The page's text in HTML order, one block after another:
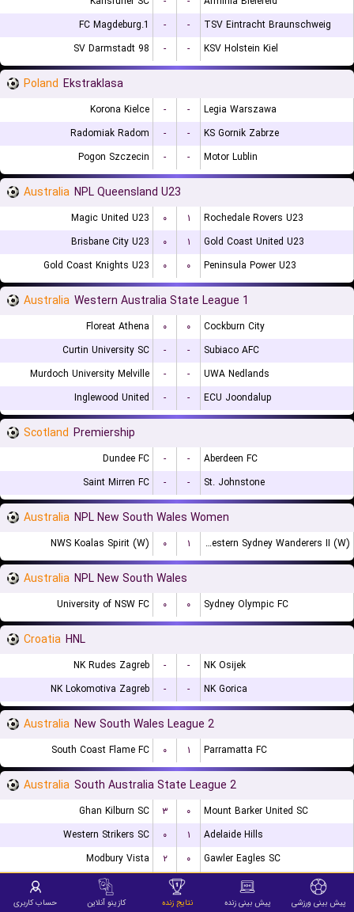
1.FC Magdeburg
- -
TSV Eintracht Braunschweig
SV Darmstadt 98
- - KSV Holstein Kiel
Poland Ekstraklasa
Korona Kielce - -
Legia Warszawa
Radomiak Radom
- -
KS Gornik Zabrze
Pogon Szczecin
- - Motor Lublin
Australia NPL Queensland U23
Magic United U23 ۰ ۱
Rochedale Rovers U23
Brisbane City U23
۰ ۱
Gold Coast United U23
Gold Coast Knights U23
۰ ۰ Peninsula Power U23
Australia Western Australia State League 1
Floreat Athena ۰ ۰
Cockburn City
Curtin University SC
- -
Subiaco AFC
Murdoch University Melville
- -
UWA Nedlands
Inglewood United
- - ECU Joondalup
Scotland Premiership
Dundee FC - -
Aberdeen FC
Saint Mirren FC
- - St. Johnstone
Australia NPL New South Wales Women
NWS Koalas Spirit (W) ۰ ۱ Western Sydney Wanderers II (W)
Australia NPL New South Wales
University of NSW FC ۰ ۰ Sydney Olympic FC
Croatia HNL
NK Rudes Zagreb - -
NK Osijek
NK Lokomotiva Zagreb
- - NK Gorica
Australia New South Wales League 2
South Coast Flame FC ۰ ۱ Parramatta FC
Australia South Australia State League 2
Ghan Kilburn SC ۳ ۰
Mount Barker United SC
Western Strikers SC
۰ ۱
Adelaide Hills
Modbury Vista
۲ ۰
Gawler Eagles SC
Pontian Eagles
Salisbury International SC
Elizabeth Grove SC
۱ ۰ Angle Vale SC پیش بینی ورزشی پیش بینی زنده نتایج زنده کازینو آنلاین حساب کاربری